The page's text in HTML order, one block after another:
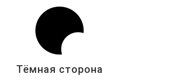
Тёмная сторона